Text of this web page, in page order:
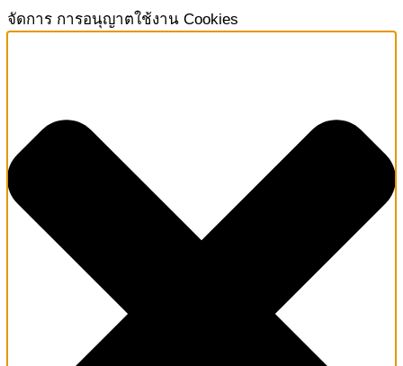
จัดการ การอนุญาตใช้งาน Cookies